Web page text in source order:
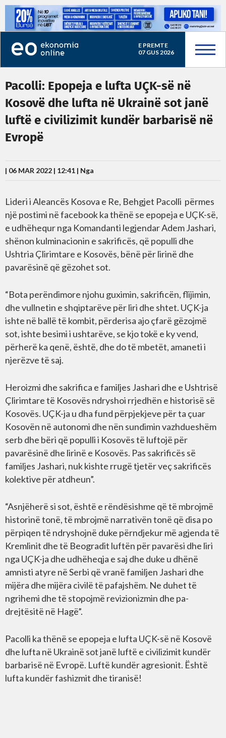
E PREMTE
07 GUS 2026
Pacolli: Epopeja e lufta UÇK-së në
Kosovë dhe lufta në Ukrainë sot janë
luftë e civilizimit kundër barbarisë në
Evropë
| 06 MAR 2022 | 12:41 | Nga
Lideri i Aleancës Kosova e Re, Behgjet Pacolli përmes
një postimi në facebook ka thënë se epopeja e UÇK-së,
e udhëhequr nga Komandanti legjendar Adem Jashari,
shënon kulminacionin e sakrificës, që populli dhe
Ushtria Çlirimtare e Kosovës, bënë për lirinë dhe
pavarësinë që gëzohet sot.
“Bota perëndimore njohu guximin, sakrificën, flijimin,
dhe vullnetin e shqiptarëve për liri dhe shtet. UÇK-ja
ishte në ballë të kombit, përderisa ajo çfarë gëzojmë
sot, ishte besimi i ushtarëve, se kjo tokë e ky vend,
përherë ka qenë, është, dhe do të mbetët, amaneti i
njerëzve të saj.
Heroizmi dhe sakrifica e familjes Jashari dhe e Ushtrisë
Çlirimtare të Kosovës ndryshoi rrjedhën e historisë së
Kosovës. UÇK-ja u dha fund përpjekjeve për ta çuar
Kosovën në autonomi dhe nën sundimin vazhdueshëm
serb dhe bëri që populli i Kosovës të luftojë për
pavarësinë dhe lirinë e Kosovës. Pas sakrificës së
familjes Jashari, nuk kishte rrugë tjetër veç sakrificës
kolektive për atdheun”.
“Asnjëherë si sot, është e rëndësishme që të mbrojmë
historinë tonë, të mbrojmë narrativën tonë që disa po
përpiqen të ndryshojnë duke përndjekur më agjenda të
Kremlinit dhe të Beogradit luftën për pavarësi dhe liri
nga UÇK-ja dhe udhëheqja e saj dhe duke u dhënë
amnisti atyre në Serbi që vranë familjen Jashari dhe
mijëra dhe mijëra civilë të pafajshëm. Ne duhet të
ngrihemi dhe të stopojmë revizionizmin dhe pa-
drejtësitë në Hagë”.
Pacolli ka thënë se epopeja e lufta UÇK-së në Kosovë
dhe lufta në Ukrainë sot janë luftë e civilizimit kundër
barbarisë në Evropë. Luftë kundër agresionit. Është
lufta kundër fashizmit dhe tiranisë!